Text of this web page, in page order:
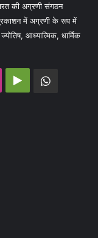
की अग्रणी संगठन
में अग्रणी के रूप में
आध्यात्मिक, धार्मिक
Google